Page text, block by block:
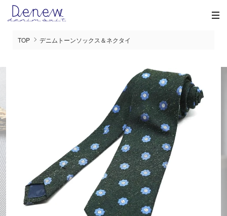
TOP デニムトーンソックス＆ネクタイ